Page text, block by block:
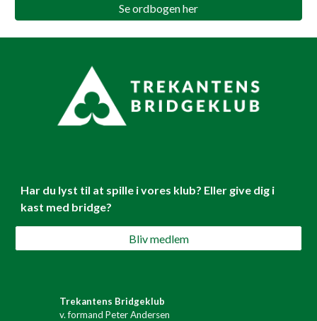
Se ordbogen her
Har du lyst til at spille i vores klub? Eller give dig i
kast med bridge?
Bliv medlem
Trekantens Bridgeklub
v. formand Peter Andersen